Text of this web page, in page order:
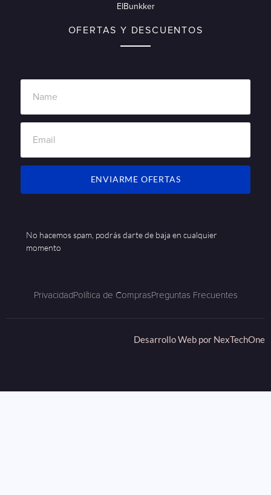
ElBunkker
OFERTAS Y DESCUENTOS
ENVIARME OFERTAS
No hacemos spam, podrás darte de baja en cualquier
momento
PrivacidadPolítica de ComprasPreguntas Frecuentes
Desarrollo Web por NexTechOne